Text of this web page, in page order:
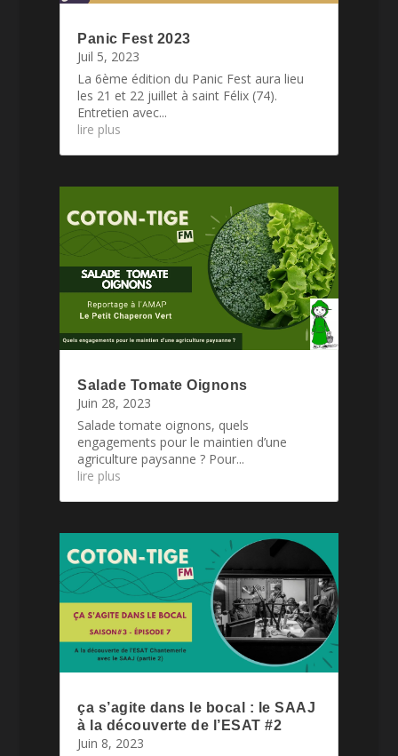
Panic Fest 2023
Juil 5, 2023
La 6ème édition du Panic Fest aura lieu
les 21 et 22 juillet à saint Félix (74).
Entretien avec...
lire plus
Salade Tomate Oignons
Juin 28, 2023
Salade tomate oignons, quels
engagements pour le maintien d’une
agriculture paysanne ? Pour...
lire plus
ça s’agite dans le bocal : le SAAJ
à la découverte de l’ESAT #2
Juin 8, 2023